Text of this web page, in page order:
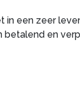
in een zeer
en